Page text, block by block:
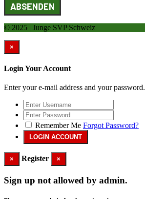
ABSENDEN
© 2025 | Junge SVP Schweiz
×
Login Your Account
Enter your e-mail address and your password.
Remember Me Forgot Password?
× Register ×
Sign up not allowed by admin.